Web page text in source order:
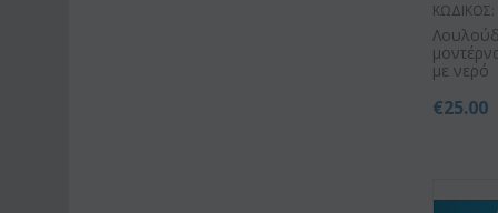
ΚΩΔΙΚΟΣ:
με νερό
€25.00